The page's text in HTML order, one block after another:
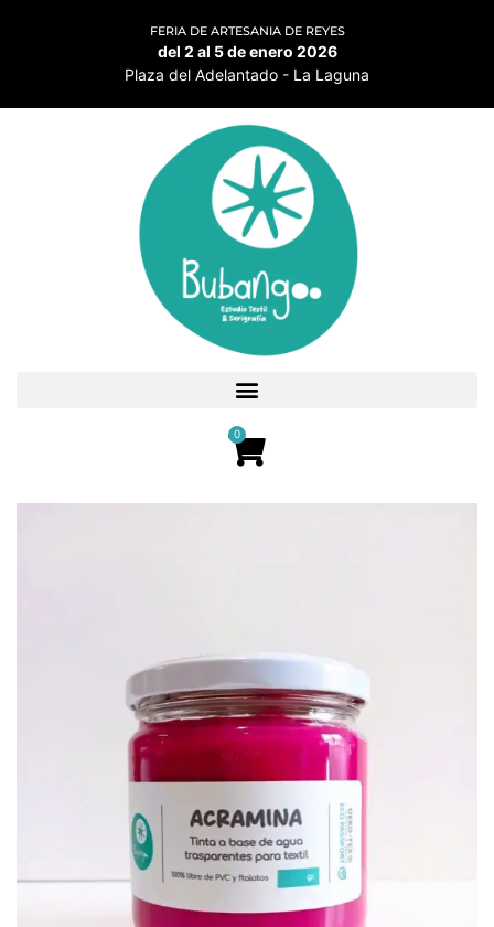
FERIA DE ARTESANIA DE REYES
del 2 al 5 de enero 2026
Plaza del Adelantado - La Laguna
0